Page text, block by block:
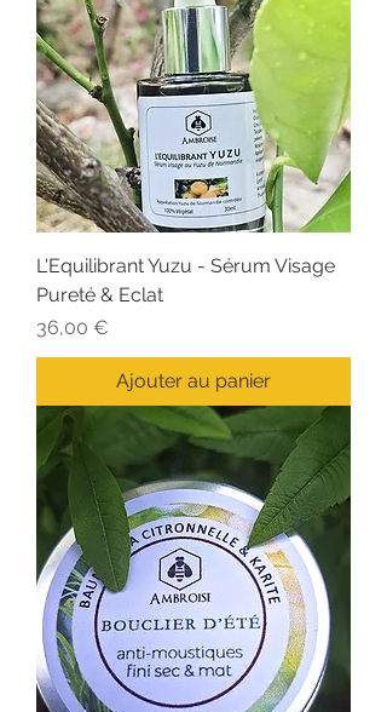
L'Equilibrant Yuzu - Sérum Visage
Pureté & Eclat
Prix
36,00 €
Ajouter au panier